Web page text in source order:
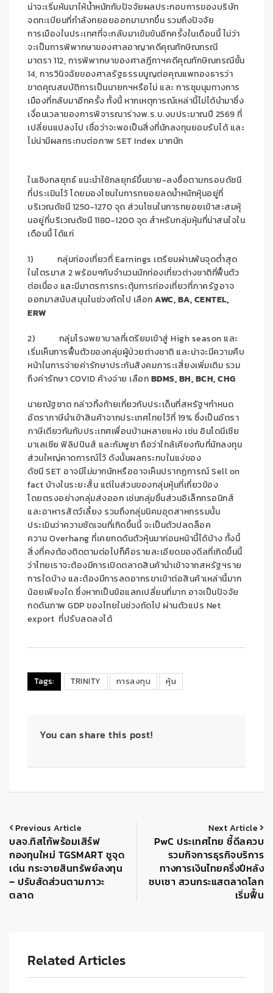
น่าจะเริ่มหันมาให้น้ำหนักกับปัจจัยผลประกอบการของบริษัท
จดทะเบียนที่กำลังทยอยออกมามากขึ้น รวมถึงปัจจัย
การเมืองในประเทศที่จะกลับมาเข้มข้นอีกครั้งในเดือนนี้ ไม่ว่า
จะเป็นการพิพากษาของศาลอาญาคดีคุณทักษิณกรณี
มาตรา112,การพิพากษาของศาลฎีกาฯคดีคุณทักษิณกรณีชั้น
14,การวินิจฉัยของศาลรัฐธรรมนูญต่อคุณแพทองธารว่า
ขาดคุณสมบัติการเป็นนายกฯหรือไม่ และ การชุมนุมทางการ
เมืองที่กลับมาอีกครั้ง ทั้งนี้ หากเหตุการณ์เหล่านี้ไม่ได้นำมาซึ่ง
เงื่อนเวลาของการพิจารณาร่างพ.ร.บ.งบประมาณปี 2569 ที่
เปลี่ยนแปลงไป เชื่อว่าจะพอเป็นสิ่งที่นักลงทุนยอมรับได้ และ
ไม่น่ามีผลกระทบต่อภาพ SET Index มากนัก
ในเชิงกลยุทธ์ แนะนำใช้กลยุทธ์ขึ้นขาย-ลงซื้อตามกรอบดัชนี
ที่ประเมินไว้ โดยมองโซนในการทยอยลดน้ำหนักหุ้นอยู่ที่
บริเวณดัชนี1250-1270 จุด ส่วนโซนในการทยอยเข้าสะสมหุ้
นอยู่ที่บริเวณดัชนี1180-1200 จุด สำหรับกลุ่มหุ้นที่น่าสนใจใน
เดือนนี้ ได้แก่
1) กลุ่มท่องเที่ยวที่Earnings เตรียมผ่านพ้นจุดต่ำสุด
ในไตรมาส 2 พร้อมๆกับจำนวนนักท่องเที่ยวต่างชาติที่ฟื้นตัว
ต่อเนื่อง และมีมาตรการกระตุ้นการท่องเที่ยวที่ภาครัฐอาจ
ออกมาสนับสนุนในช่วงถัดไป เลือกAWC, BA, CENTEL,
ERW
2) กลุ่มโรงพยาบาลที่เตรียมเข้าสู่ High season และ
เริ่มเห็นการฟื้นตัวของกลุ่มผู้ป่วยต่างชาติ และน่าจะมีความคืบ
หน้าในการจ่ายค่ารักษาประกันสังคมภาระเสี่ยงเพิ่มเติม รวม
ถึงค่ารักษาCOVID ค้างจ่าย เลือกBDMS, BH, BCH, CHG
นายณัฐชาต กล่าวทิ้งท้ายเกี่ยวกับประเด็นที่สหรัฐฯกำหนด
อัตราภาษีนำเข้าสินค้าจากประเทศไทยไว้ที่19% ซึ่งเป็นอัตรา
ภาษีเดียวกันกับประเทศเพื่อนบ้านหลายแห่ง เช่น อินโดนีเซีย
มาเลเซีย ฟิลิปปินส์ และกัมพูชา ถือว่าใกล้เคียงกับที่นักลงทุน
ส่วนใหญ่คาดการณ์ไว้ ดังนั้นผลกระทบในแง่ของ
ดัชนีSET อาจมีไม่มากนักหรืออาจเห็นปรากฏการณ์Sell on
fact บ้างในระยะสั้น แต่ในส่วนของกลุ่มหุ้นที่เกี่ยวข้อง
โดยตรงอย่างกลุ่มส่งออก เช่นกลุ่มชิ้นส่วนอิเล็กทรอนิกส์
และอาหารสัตว์เลี้ยง รวมถึงกลุ่มนิคมอุตสาหกรรมนั้น
ประเมินว่าความชัดเจนที่เกิดขึ้นนี้ จะเป็นตัวปลดล็อค
ความOverhang ที่เคยกดดันตัวหุ้นมาก่อนหน้านี้ได้บ้าง ทั้งนี้
สิ่งที่คงต้องติดตามต่อไปก็คือรายละเอียดของดีลที่เกิดขึ้นนี้
ว่าไทยเราจะต้องมีการเปิดตลาดสินค้านำเข้าจากสหรัฐฯราย
การใดบ้าง และต้องมีการลดอากรขาเข้าต่อสินค้าเหล่านี้มาก
น้อยเพียงใด ซึ่งหากเป็นข้อแลกเปลี่ยนที่มาก อาจเป็นปัจจัย
กดดันภาพ GDP ของไทยในช่วงถัดไป ผ่านตัวแปร Net
export ที่ปรับลดลงได้
Tags: TRINITY การลงทุน หุ้น
You can share this post!
Previous Article
บลจ.ทิสโก้พร้อมเสิร์ฟ
กองทุนใหม่ TGSMART ชูจุด
เด่น กระจายสินทรัพย์ลงทุน
– ปรับสัดส่วนตามภาวะ
ตลาด
Next Article
PwC ประเทศไทย ชี้ดีลควบ
รวมกิจการธุรกิจบริการ
ทางการเงินไทยครึ่งปีหลัง
ซบเซา สวนกระแสตลาดโลก
เริ่มฟื้น
Related Articles